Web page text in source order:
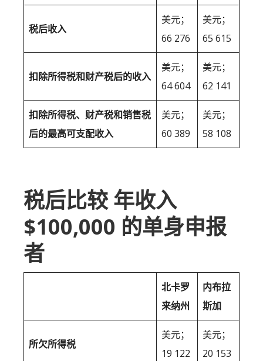
税后收入
美元；
66 276
美元；
65 615
扣除所得税和财产税后的收入
美元；
64 604
美元；
62 141
扣除所得税、财产税和销售税
后的最高可支配收入
美元；
60 389
美元；
58 108
税后比较 年收入
$100,000 的单身申报
者
北卡罗
来纳州
内布拉
斯加
所欠所得税
美元；
19 122
美元；
20 153